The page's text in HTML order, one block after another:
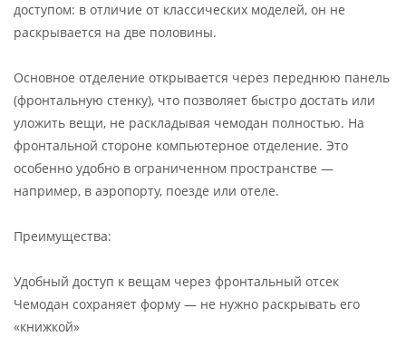
доступом: в отличие от классических моделей, он не
раскрывается на две половины.
Основное отделение открывается через переднюю панель
(фронтальную стенку), что позволяет быстро достать или
уложить вещи, не раскладывая чемодан полностью. На
фронтальной стороне компьютерное отделение. Это
особенно удобно в ограниченном пространстве —
например, в аэропорту, поезде или отеле.
Преимущества:
Удобный доступ к вещам через фронтальный отсек
Чемодан сохраняет форму — не нужно раскрывать его
«книжкой»